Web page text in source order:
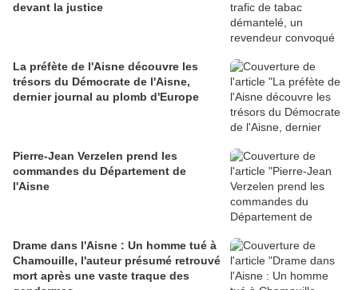
devant la justice
La préfète de l'Aisne découvre les
trésors du Démocrate de l'Aisne,
dernier journal au plomb d'Europe
Pierre-Jean Verzelen prend les
commandes du Département de
l'Aisne
Drame dans l'Aisne : Un homme tué à
Chamouille, l'auteur présumé retrouvé
mort après une vaste traque des